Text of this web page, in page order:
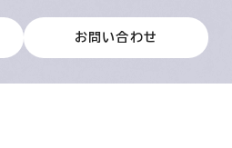
お問い合わせ